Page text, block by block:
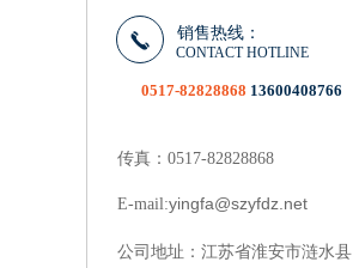
销售热线：
CONTACT HOTLINE
0517-82828868 13600408766
传真：0517-82828868
E-mail:yingfa@szyfdz.net
公司地址： 江苏省淮安市涟水县